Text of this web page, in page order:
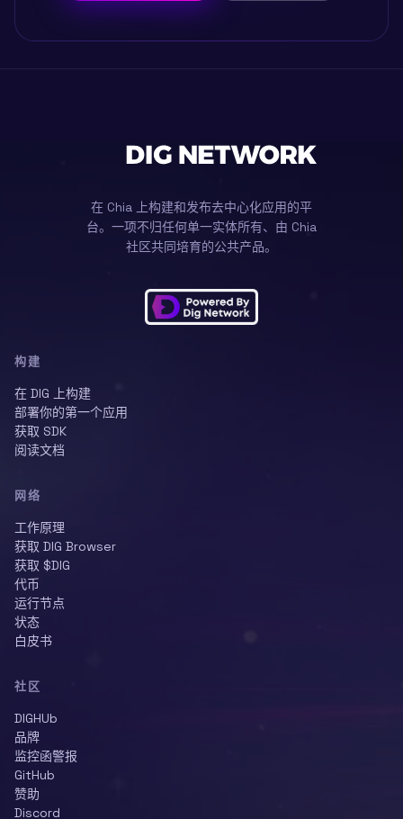
在 Chia 上构建和发布去中心化应用的平
台。一项不归任何单一实体所有、由 Chia
社区共同培育的公共产品。
构建
在 DIG 上构建
部署你的第一个应用
获取 SDK
阅读文档
网络
工作原理
获取 DIG Browser
获取 $DIG
代币
运行节点
状态
白皮书
社区
DIGHUb
品牌
监控函警报
GitHub
赞助
Discord